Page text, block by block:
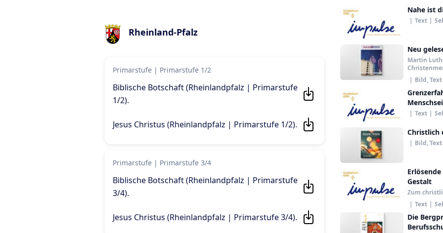
Rheinland-Pfalz
Primarstufe | Primarstufe 1/2
Biblische Botschaft (Rheinlandpfalz | Primarstufe
1/2).
Jesus Christus (Rheinlandpfalz | Primarstufe 1/2).
Primarstufe | Primarstufe 3/4
Biblische Botschaft (Rheinlandpfalz | Primarstufe
3/4).
Jesus Christus (Rheinlandpfalz | Primarstufe 3/4).
Nahe ist
| Text |
Neu
Martin
| Bild, Text
| Text |
Christlich
| Bild, Text
Gestalt
Zum
| Text |
Die